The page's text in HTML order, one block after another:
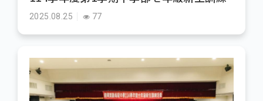
2025.08.25 77